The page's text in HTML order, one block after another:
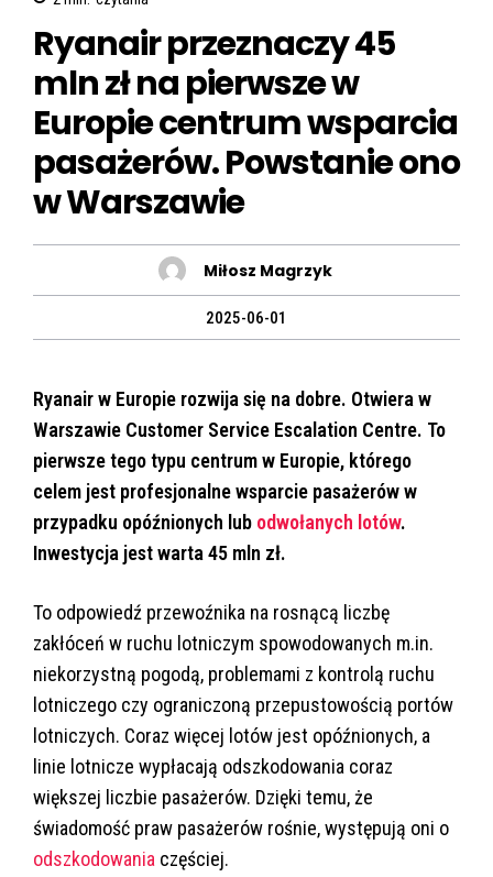
Ryanair przeznaczy 45
mln zł na pierwsze w
Europie centrum wsparcia
pasażerów. Powstanie ono
w Warszawie
Miłosz Magrzyk
2025-06-01
Ryanair w Europie rozwija się na dobre. Otwiera w
Warszawie Customer Service Escalation Centre. To
pierwsze tego typu centrum w Europie, którego
celem jest profesjonalne wsparcie pasażerów w
przypadku opóźnionych lub odwołanych lotów.
Inwestycja jest warta 45 mln zł.
To odpowiedź przewoźnika na rosnącą liczbę
zakłóceń w ruchu lotniczym spowodowanych m.in.
niekorzystną pogodą, problemami z kontrolą ruchu
lotniczego czy ograniczoną przepustowością portów
lotniczych. Coraz więcej lotów jest opóźnionych, a
linie lotnicze wypłacają odszkodowania coraz
większej liczbie pasażerów. Dzięki temu, że
świadomość praw pasażerów rośnie, występują oni o
odszkodowania częściej.